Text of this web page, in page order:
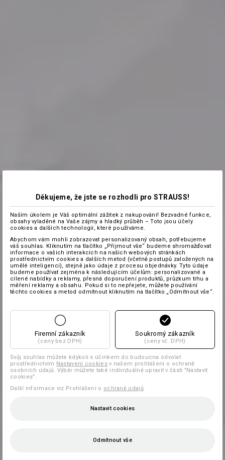
Děkujeme, že jste se rozhodli pro STRAUSS!
Naším úkolem je Váš optimální zážitek z nakupování! Bezvadné funkce,
obsahy vyladěné na Vaše zájmy a hladký průběh – Toto jsou účely
cookies a dalších technologií, které používáme.
Abychom vám mohli zobrazovat personalizovaný obsah, potřebujeme
váš souhlas. Kliknutím na tlačítko „Přijmout vše“ budeme shromažďovat
informace o vašich interakcích na našich webových stránkách
prostřednictvím cookies a dalších metod (včetně postupů založených na
umělé inteligenci), stejně jako údaje z procesu objednávky. Tyto údaje
budeme používat zejména k následujícím účelům: personalizované a
cílené nabídky a reklamy, přesná doporučení produktů, průzkum trhu a
měření reklamy a obsahu. Pokud si to nepřejete, můžete používání
těchto cookies a metod odmítnout kliknutím na tlačítko „Odmítnout vše“.
Firemní zákazník
(ceny bez DPH)
Soukromý zákazník
(ceny vč. DPH)
Svůj souhlas můžete kdykoli s účinkem do budoucna odvolat
prostřednictvím Nastavení cookiesv našem prohlášení o ochraně
osobních údajů. Výběr můžete také individuálně upravit v části "Nastavit
cookies".
Další informace viz Prohlášení o ochraně údajů.
Nastavit cookies
Odmítnout vše